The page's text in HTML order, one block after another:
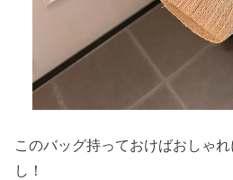
このバッグ持っておけばおしゃ
し！